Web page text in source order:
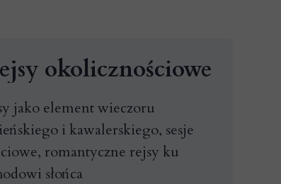
okolicznościowe
jako element wieczoru
i kawalerskiego, sesje
romantyczne rejsy ku
słońca